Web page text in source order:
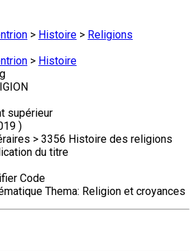
> Histoire > Religions
> Histoire
supérieur
)
> 3356 Histoire des religions
du titre
Code
Thema: Religion et croyances